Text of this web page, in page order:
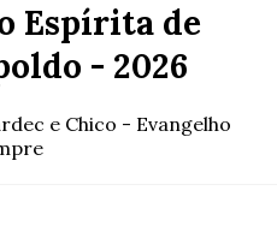
Espírita de
- 2026
e Chico - Evangelho